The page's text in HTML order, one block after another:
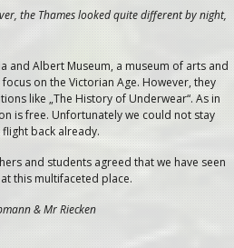
the Thames looked quite different by night,
and Albert Museum, a museum of arts and
on the Victorian Age. However, they
like „The History of Underwear“. As in
is free. Unfortunately we could not stay
back already.
and students agreed that we have seen
this multifaceted place.
& Mr Riecken